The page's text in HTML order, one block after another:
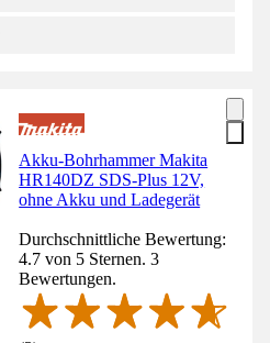
Akku-Bohrhammer Makita
HR140DZ SDS-Plus 12V,
ohne Akku und Ladegerät
Durchschnittliche Bewertung:
4.7 von 5 Sternen. 3
Bewertungen.